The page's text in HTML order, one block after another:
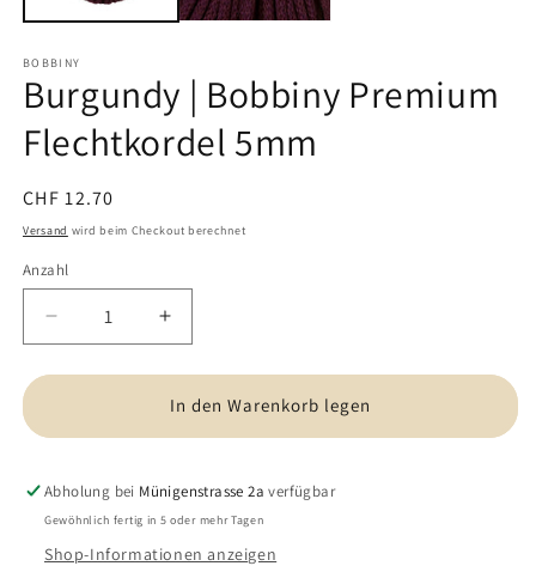
BOBBINY
Burgundy | Bobbiny Premium
Flechtkordel 5mm
Normaler
Preis
CHF 12.70
Versand wird beim Checkout berechnet
Anzahl
Verringere
die
Menge
Premium
Flechtkordel
5mm
Erhöhe
die
Menge
für
Premium
Flechtkordel
5mm
In den Warenkorb legen
Abholung bei Münigenstrasse 2a verfügbar
Gewöhnlich fertig in 5 oder mehr Tagen
Shop-Informationen anzeigen